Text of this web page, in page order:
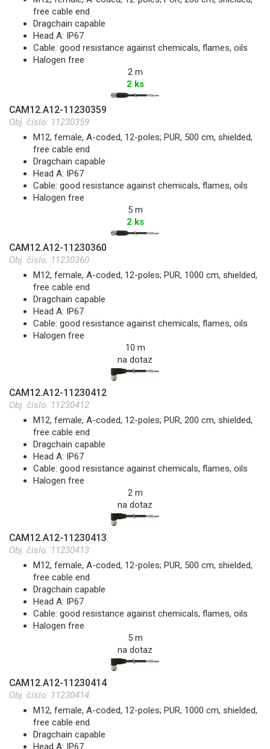
free cable end
Dragchain capable
Head A: IP67
Cable: good resistance against chemicals, flames, oils
Halogen free
2 m
2 ks
CAM12.A12-11230359
Obj. číslo: 11230359
M12, female, A-coded, 12-poles; PUR, 500 cm, shielded,
free cable end
Dragchain capable
Head A: IP67
Cable: good resistance against chemicals, flames, oils
Halogen free
5 m
2 ks
CAM12.A12-11230360
Obj. číslo: 11230360
M12, female, A-coded, 12-poles; PUR, 1000 cm, shielded,
free cable end
Dragchain capable
Head A: IP67
Cable: good resistance against chemicals, flames, oils
Halogen free
10 m
na dotaz
CAM12.A12-11230412
Obj. číslo: 11230412
M12, female, A-coded, 12-poles; PUR, 200 cm, shielded,
free cable end
Dragchain capable
Head A: IP67
Cable: good resistance against chemicals, flames, oils
Halogen free
2 m
na dotaz
CAM12.A12-11230413
Obj. číslo: 11230413
M12, female, A-coded, 12-poles; PUR, 500 cm, shielded,
free cable end
Dragchain capable
Head A: IP67
Cable: good resistance against chemicals, flames, oils
Halogen free
5 m
na dotaz
CAM12.A12-11230414
Obj. číslo: 11230414
M12, female, A-coded, 12-poles; PUR, 1000 cm, shielded,
free cable end
Dragchain capable
Head A: IP67